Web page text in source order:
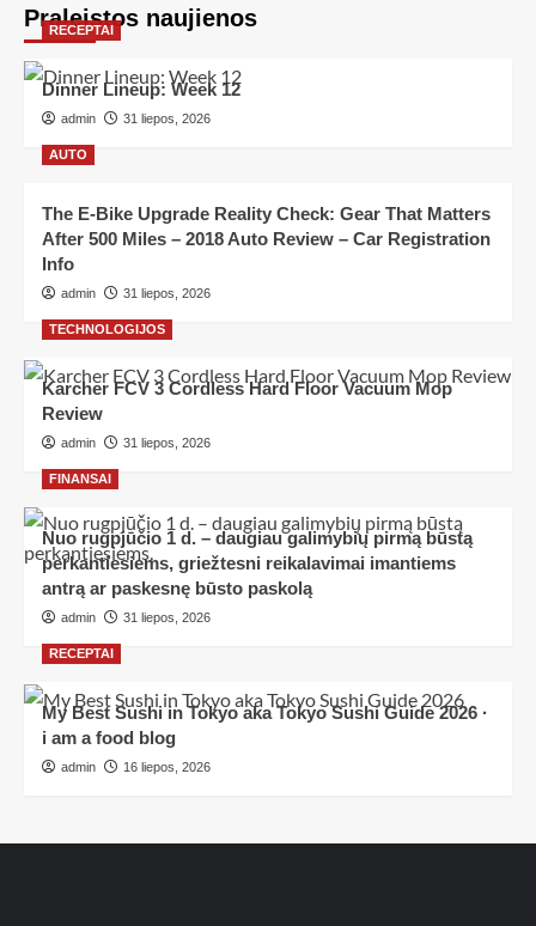
Praleistos naujienos
RECEPTAI
Dinner Lineup: Week 12
admin 31 liepos, 2026
AUTO
The E-Bike Upgrade Reality Check: Gear That Matters
After 500 Miles – 2018 Auto Review – Car Registration
Info
admin 31 liepos, 2026
TECHNOLOGIJOS
Karcher FCV 3 Cordless Hard Floor Vacuum Mop
Review
admin 31 liepos, 2026
FINANSAI
Nuo rugpjūčio 1 d. – daugiau galimybių pirmą būstą
perkantiesiems, griežtesni reikalavimai imantiems
antrą ar paskesnę būsto paskolą
admin 31 liepos, 2026
RECEPTAI
My Best Sushi in Tokyo aka Tokyo Sushi Guide 2026 ·
i am a food blog
admin 16 liepos, 2026